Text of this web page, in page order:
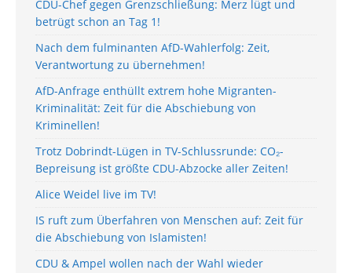
CDU-Chef gegen Grenzschließung: Merz lügt und
betrügt schon an Tag 1!
Nach dem fulminanten AfD-Wahlerfolg: Zeit,
Verantwortung zu übernehmen!
AfD-Anfrage enthüllt extrem hohe Migranten-
Kriminalität: Zeit für die Abschiebung von
Kriminellen!
Trotz Dobrindt-Lügen in TV-Schlussrunde: CO₂-
Bepreisung ist größte CDU-Abzocke aller Zeiten!
Alice Weidel live im TV!
IS ruft zum Überfahren von Menschen auf: Zeit für
die Abschiebung von Islamisten!
CDU & Ampel wollen nach der Wahl wieder